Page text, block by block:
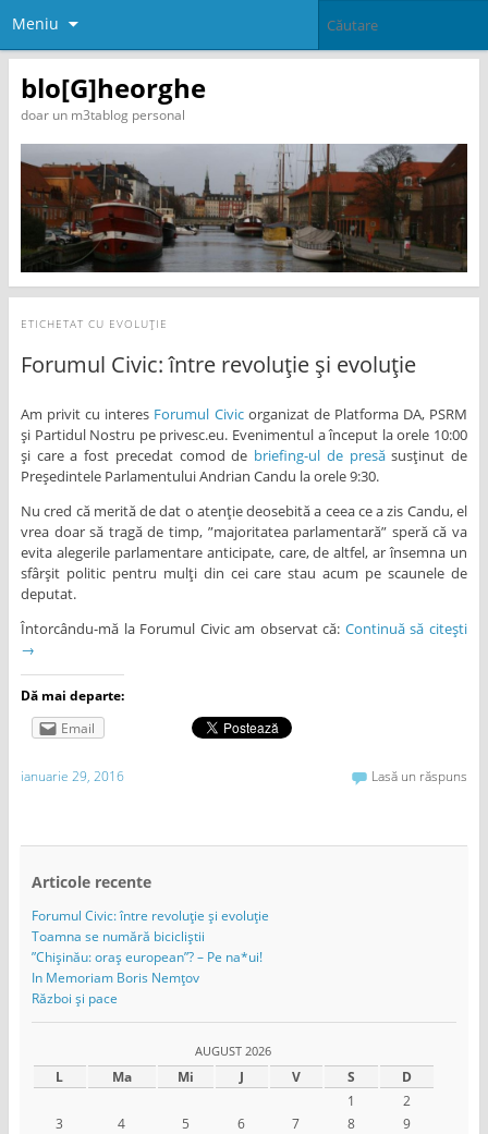
Meniu
blo[G]heorghe
doar un m3tablog personal
ETICHETAT CU EVOLUȚIE
Forumul Civic: între revoluție și evoluție
Am privit cu interes Forumul Civicorganizat de Platforma DA, PSRM
și Partidul Nostru pe privesc.eu. Evenimentul a început la orele 10:00
și care a fost precedat comod de briefing-ul de presăsusținut de
Președintele Parlamentului Andrian Candu la orele 9:30.
Nu cred că merită de dat o atenție deosebită a ceea ce a zis Candu, el
vrea doar să tragă de timp, ”majoritatea parlamentară” speră că va
evita alegerile parlamentare anticipate, care, de altfel, ar însemna un
sfârșit politic pentru mulți din cei care stau acum pe scaunele de
deputat.
Întorcându-mă la Forumul Civic am observat că: Continuă să citești
→
Dă mai departe:
Email
ianuarie 29, 2016 Lasă un răspuns
Articole recente
Forumul Civic: între revoluție și evoluție
Toamna se numără bicicliștii
”Chișinău: oraș european”? – Pe na*ui!
In Memoriam Boris Nemțov
Război și pace
AUGUST 2026
L Ma Mi J V S D
1
2
3
4 5 6 7 8
9